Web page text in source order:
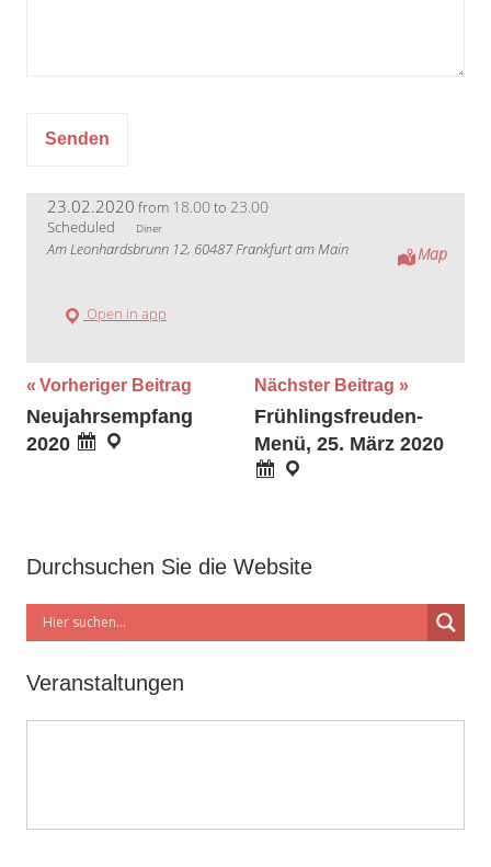
23.02.2020 from 18.00to 23.00
Scheduled Diner
Am Leonhardsbrunn 12, 60487 Frankfurt am Main Map
Open in app
Beitragsnavigation
Vorheriger Beitrag
Neujahrsempfang
2020
Nächster Beitrag
Frühlingsfreuden-
Menü, 25. März 2020
Durchsuchen Sie die Website
Veranstaltungen